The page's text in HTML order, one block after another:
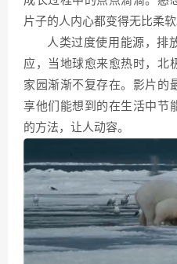
片子的人内心都变得无比柔软
人类过度使用能源，排
应，当地球愈来愈热时，北
家园渐渐不复存在。影片的
享他们能想到的在生活中节
的方法，让人动容。